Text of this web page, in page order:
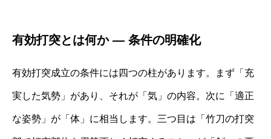
有効打突とは何か ― 条件の明確化
有効打突成立の条件には四つの柱があります。まず「充
実した気勢」があり、それが「気」の内容。次に「適正
な姿勢」が「体」に相当します。三つ目は「竹刀の打突